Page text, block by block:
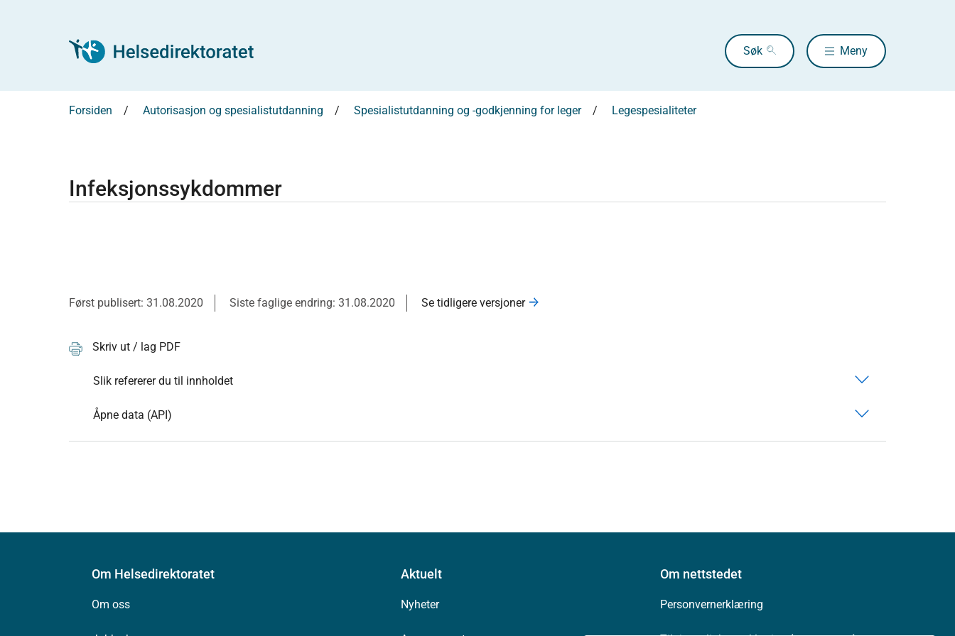
Søk Meny
Forsiden Autorisasjon og spesialistutdanning Spesialistutdanning og -godkjenning for leger Legespesialiteter
Infeksjonssykdommer
Først publisert: 31.08.2020 Siste faglige endring: 31.08.2020 Se tidligere versjoner
Skriv ut / lag PDF
Slik refererer du til innholdet
Åpne data (API)
Om Helsedirektoratet
Om oss
Aktuelt
Nyheter
Om nettstedet
Personvernerklæring